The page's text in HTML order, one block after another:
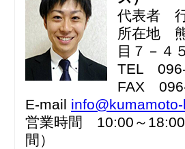
代表者
所在地
目７－４
TEL
FAX
E-mail
営業時間 10:00～
間）